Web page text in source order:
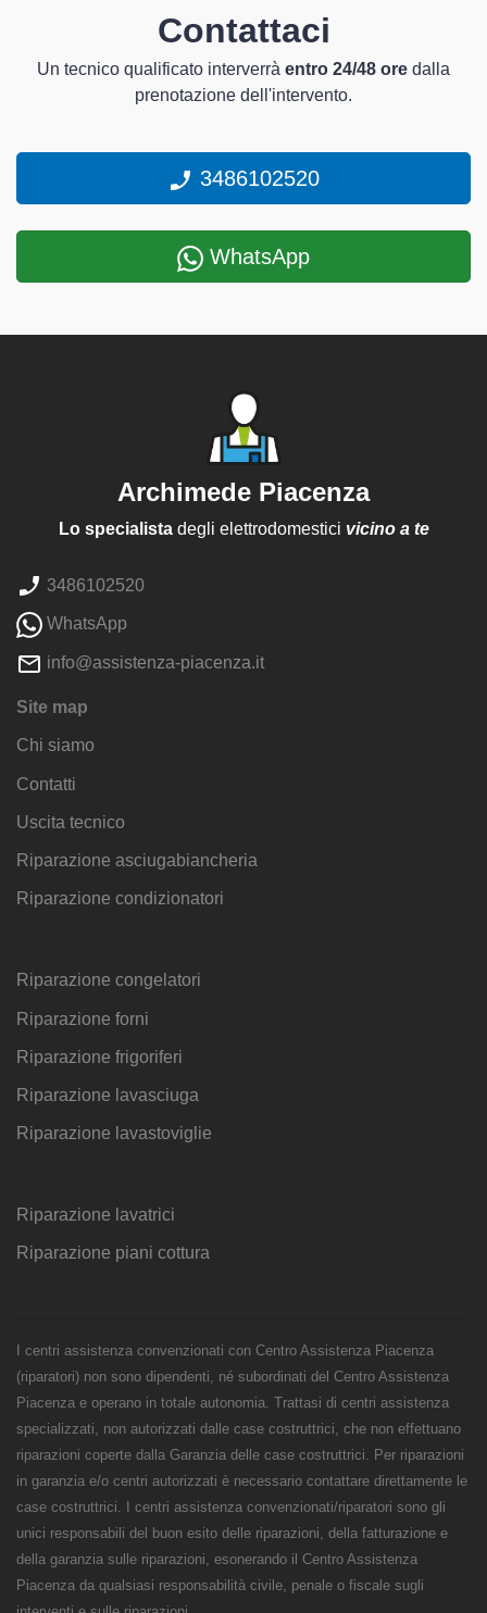
Contattaci
Un tecnico qualificato interverrà entro 24/48 ore dalla
prenotazione dell'intervento.
3486102520
WhatsApp
Archimede Piacenza
Lo specialistadegli elettrodomestici vicino a te
3486102520
WhatsApp
info@assistenza-piacenza.it
Site map
Chi siamo
Contatti
Uscita tecnico
Riparazione asciugabiancheria
Riparazione condizionatori
Riparazione congelatori
Riparazione forni
Riparazione frigoriferi
Riparazione lavasciuga
Riparazione lavastoviglie
Riparazione lavatrici
Riparazione piani cottura
I centri assistenza convenzionati con Centro Assistenza Piacenza
(riparatori) non sono dipendenti, né subordinati del Centro Assistenza
Piacenza e operano in totale autonomia. Trattasi di centri assistenza
specializzati, non autorizzati dalle case costruttrici, che non effettuano
riparazioni coperte dalla Garanzia delle case costruttrici. Per riparazioni
in garanzia e/o centri autorizzati è necessario contattare direttamente le
case costruttrici. I centri assistenza convenzionati/riparatori sono gli
unici responsabili del buon esito delle riparazioni, della fatturazione e
della garanzia sulle riparazioni, esonerando il Centro Assistenza
Piacenza da qualsiasi responsabilità civile, penale o fiscale sugli